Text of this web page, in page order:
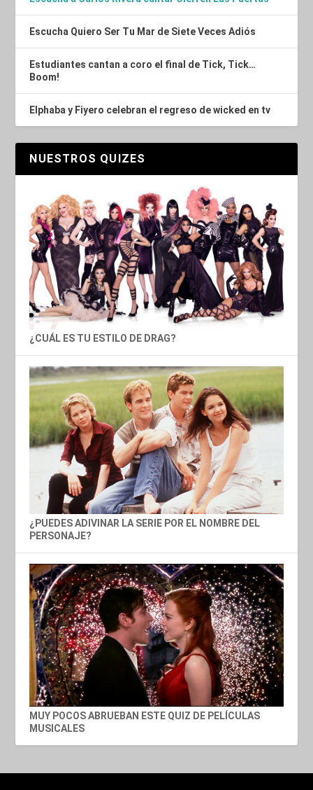
Escucha Quiero Ser Tu Mar de Siete Veces Adiós
Estudiantes cantan a coro el final de Tick, Tick…
Boom!
Elphaba y Fiyero celebran el regreso de wicked en tv
NUESTROS QUIZES
¿CUÁL ES TU ESTILO DE DRAG?
¿PUEDES ADIVINAR LA SERIE POR EL NOMBRE DEL
PERSONAJE?
MUY POCOS ABRUEBAN ESTE QUIZ DE PELÍCULAS
MUSICALES